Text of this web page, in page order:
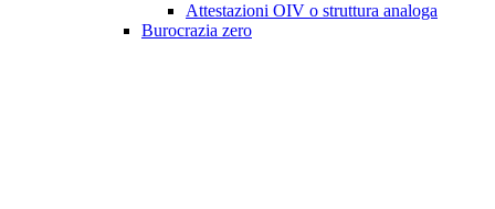
Attestazioni OIV o struttura analoga
Burocrazia zero